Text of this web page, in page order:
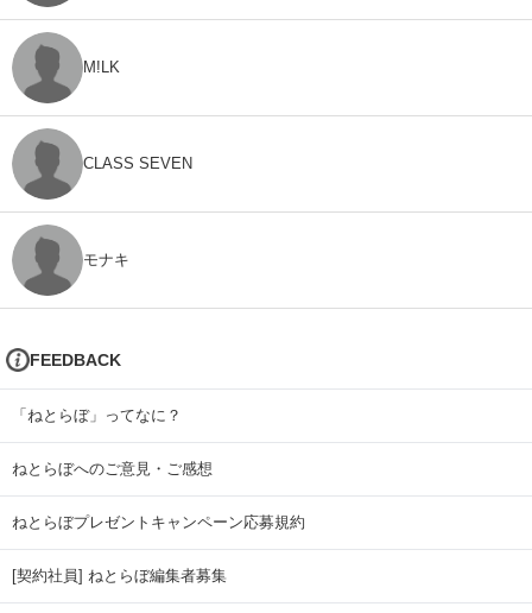
M!LK
CLASS SEVEN
モナキ
FEEDBACK
「ねとらぼ」ってなに？
ねとらぼへのご意見・ご感想
ねとらぼプレゼントキャンペーン応募規約
[契約社員] ねとらぼ編集者募集